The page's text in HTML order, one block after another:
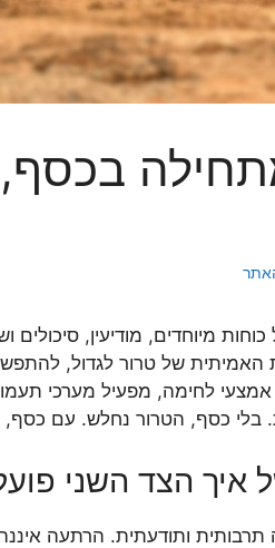
בכסף,
מיוחדים, מודיעין, סיכולים
האמיתית של טרור לגדול,
לחימה, מפעיל מערכי
בלי כסף, הטרור נחלש. עם
איך הצד השני
ותודעתית. הרתעה